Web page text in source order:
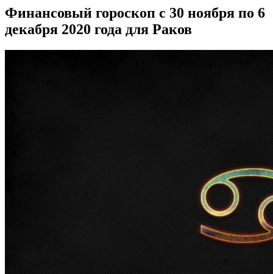
Финансовый гороскоп с 30 ноября по 6
декабря 2020 года для Раков